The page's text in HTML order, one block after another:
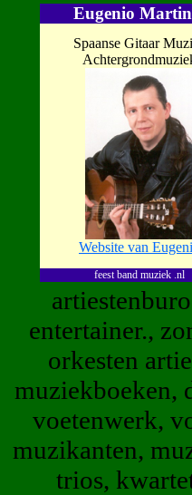
Eugenio
Spaanse Gitaar
Website van
feest band muziek .nl
entertainer.,
orkesten
muziekboeken,
voetenwerk,
muzikanten,
trios,